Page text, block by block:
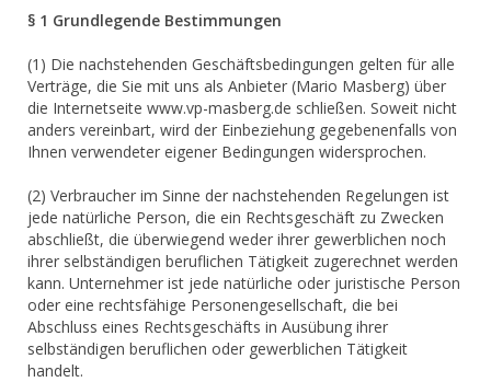
§ 1 Grundlegende Bestimmungen
(1) Die nachstehenden Geschäftsbedingungen gelten für alle
Verträge, die Sie mit uns als Anbieter (Mario Masberg) über
die Internetseite www.vp-masberg.de schließen. Soweit nicht
anders vereinbart, wird der Einbeziehung gegebenenfalls von
Ihnen verwendeter eigener Bedingungen widersprochen.
(2) Verbraucher im Sinne der nachstehenden Regelungen ist
jede natürliche Person, die ein Rechtsgeschäft zu Zwecken
abschließt, die überwiegend weder ihrer gewerblichen noch
ihrer selbständigen beruflichen Tätigkeit zugerechnet werden
kann. Unternehmer ist jede natürliche oder juristische Person
oder eine rechtsfähige Personengesellschaft, die bei
Abschluss eines Rechtsgeschäfts in Ausübung ihrer
selbständigen beruflichen oder gewerblichen Tätigkeit
handelt.